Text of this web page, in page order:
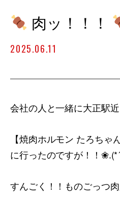
肉ッ！！！
2025.06.11
会社の人と一緒に大正駅
【焼肉ホルモン たろちゃ
に行ったのですが！！
すんごく！！ものごっつ